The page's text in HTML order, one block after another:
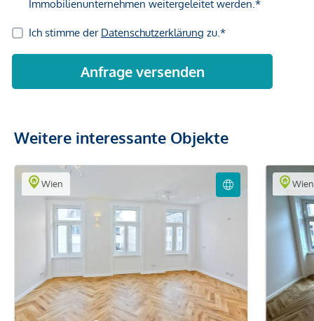
Weitere interessante Objekte
Wien Wien